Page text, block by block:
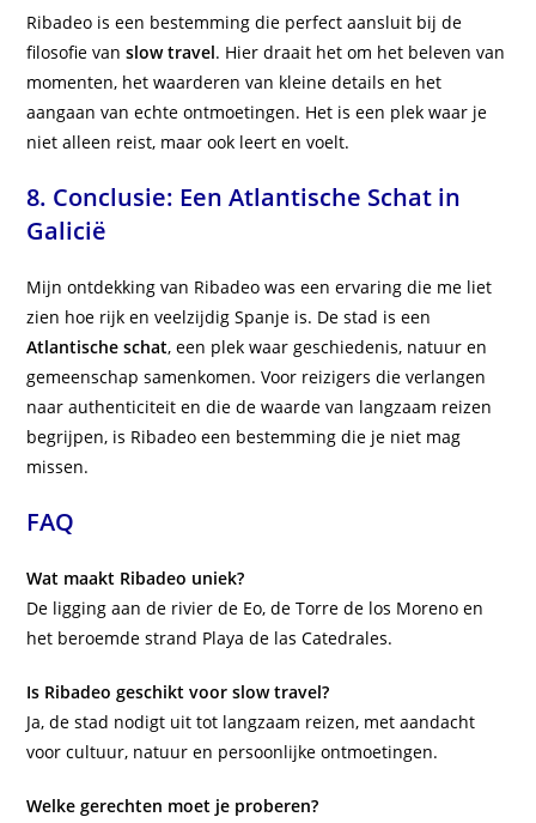
Ribadeo is een bestemming die perfect aansluit bij de
filosofie vanslow travel. Hier draait het om het beleven van
momenten, het waarderen van kleine details en het
aangaan van echte ontmoetingen. Het is een plek waar je
niet alleen reist, maar ook leert en voelt.
8. Conclusie: Een Atlantische Schat in
Galicië
Mijn ontdekking van Ribadeo was een ervaring die me liet
zien hoe rijk en veelzijdig Spanje is. De stad is een
Atlantische schat, een plek waar geschiedenis, natuur en
gemeenschap samenkomen. Voor reizigers die verlangen
naar authenticiteit en die de waarde van langzaam reizen
begrijpen, is Ribadeo een bestemming die je niet mag
missen.
FAQ
Wat maakt Ribadeo uniek?
De ligging aan de rivier de Eo, de Torre de los Moreno en
het beroemde strand Playa de las Catedrales.
Is Ribadeo geschikt voor slow travel?
Ja, de stad nodigt uit tot langzaam reizen, met aandacht
voor cultuur, natuur en persoonlijke ontmoetingen.
Welke gerechten moet je proberen?